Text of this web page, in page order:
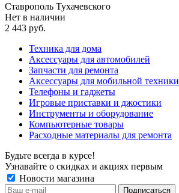
Ставрополь Тухачевского
Нет в наличии
2 443 руб.
Техника для дома
Аксессуары для автомобилей
Запчасти для ремонта
Аксессуары для мобильной техники
Телефоны и гаджеты
Игровые приставки и джостики
Инструменты и оборудование
Компьютерные товары
Расходные материалы для ремонта
Будьте всегда в курсе!
Узнавайте о скидках и акциях первым
Новости магазина